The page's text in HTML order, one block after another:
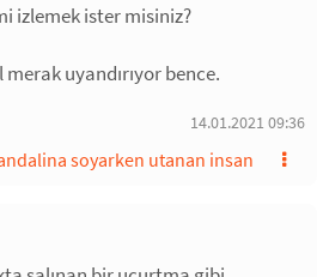
izlemek ister misiniz?
uyandırıyor bence.
14.01.2021 09:36
soyarken utanan insan